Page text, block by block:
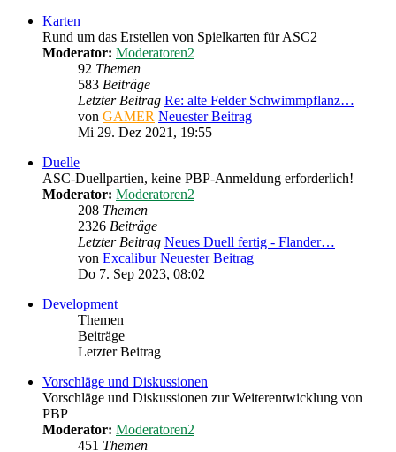
Karten
Rund um das Erstellen von Spielkarten für ASC2
Moderator: Moderatoren2
92 Themen
583 Beiträge
Letzter Beitrag Re: alte Felder Schwimmpflanz…
von GAMER Neuester Beitrag
Mi 29. Dez 2021, 19:55
Duelle
ASC-Duellpartien, keine PBP-Anmeldung erforderlich!
Moderator: Moderatoren2
208 Themen
2326 Beiträge
Letzter Beitrag Neues Duell fertig - Flander…
von Excalibur Neuester Beitrag
Do 7. Sep 2023, 08:02
Development
Themen
Beiträge
Letzter Beitrag
Vorschläge und Diskussionen
Vorschläge und Diskussionen zur Weiterentwicklung von
PBP
Moderator: Moderatoren2
451 Themen